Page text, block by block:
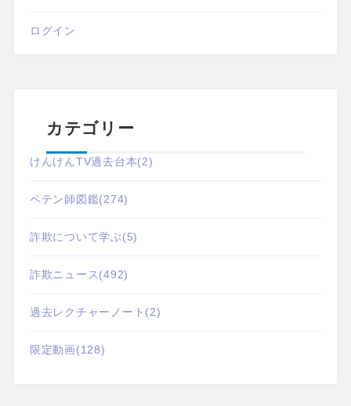
ログイン
カテゴリー
けんけんTV過去台本(2)
ペテン師図鑑(274)
詐欺について学ぶ(5)
詐欺ニュース(492)
過去レクチャーノート (2)
限定動画(128)